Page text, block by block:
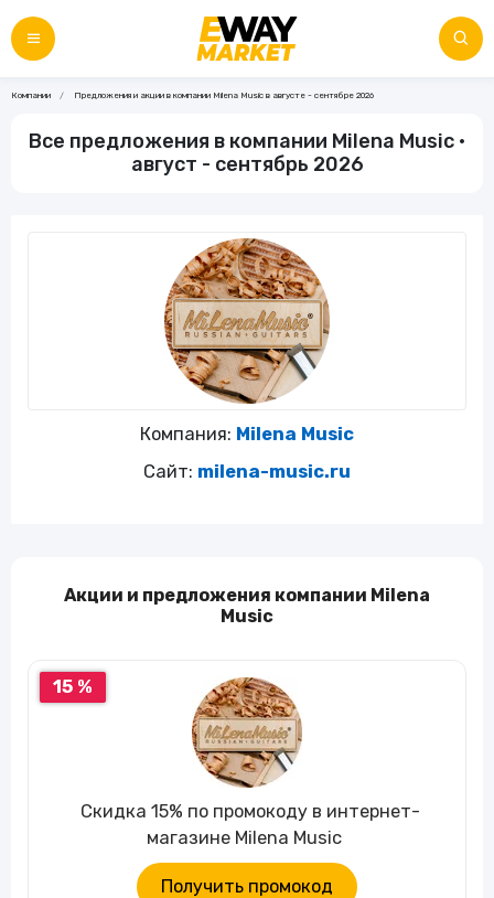
Компании Предложения и акции в компании Milena Music в августе - сентябре 2026
Все предложения в компании Milena Music •
август - сентябрь 2026
Компания: Milena Music
Сайт: milena-music.ru
Акции и предложения компании Milena
Music
15 %
Скидка 15% по промокоду в интернет-
магазине Milena Music
Получить промокод